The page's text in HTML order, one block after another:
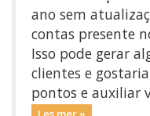
ano sem
contas presente
Isso pode gerar
clientes e
pontos e auxiliar